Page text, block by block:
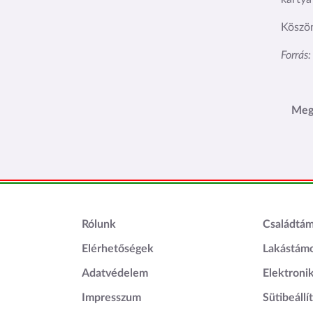
Lábléc1
Rólunk
Elérhetőségek
Adatvédelem
Impresszum